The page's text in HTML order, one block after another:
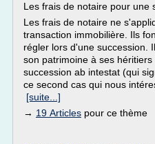
Les frais de notaire pour une
Les frais de notaire ne
transaction immobilière. Ils
régler lors d'une succession.
son patrimoine à ses
succession ab intestat (qui
ce second cas qui nous
[suite...]
→ 19 Articles pour ce thème